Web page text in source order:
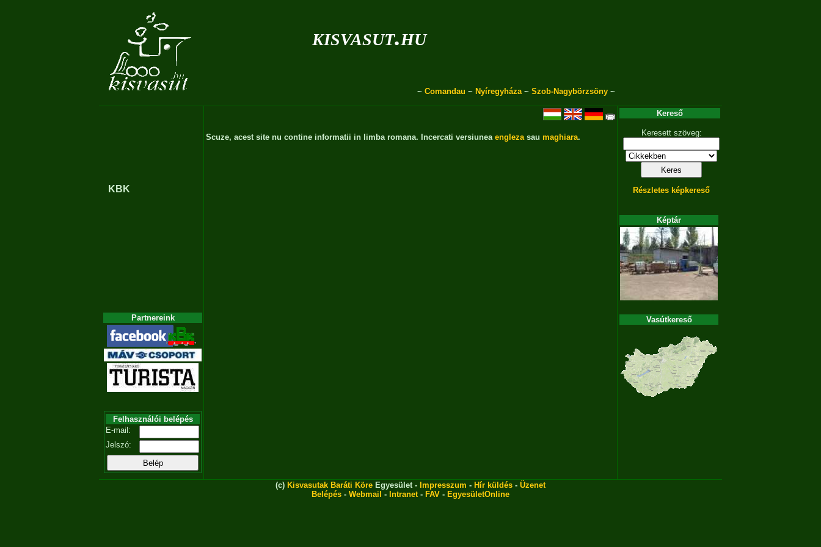
kisvasut.hu
~ Comandau ~ Nyíregyháza~ Szob-Nagybörzsöny ~
KBK
Partnereink
Felhasználói belépés
E-mail:
Jelszó:
Scuze, acest site nu contine informatii in limba romana. Incercati versiunea englezasau maghiara.
Kereső
Keresett szöveg:
Részletes képkereső
Képtár
Vasútkereső
(c) Kisvasutak Baráti Köre Egyesület - Impresszum - Hír küldés - Üzenet
Belépés - Webmail - Intranet- FAV - EgyesületOnline